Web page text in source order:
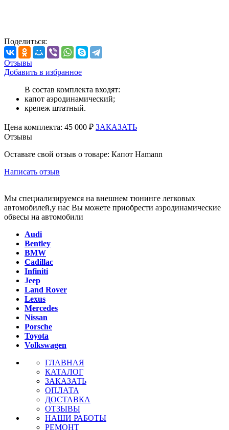
Поделиться:
Отзывы
Добавить в избранное
В состав комплекта входят:
капот аэродинамический;
крепеж штатный.
Цена комплекта: 45 000 ₽ ЗАКАЗАТЬ
Отзывы
Оставьте свой отзыв о товаре: Капот Hamann
Написать отзыв
Мы специализируемся на внешнем тюнинге легковых
автомобилей,у нас Вы можете приобрести аэродинамические
обвесы на автомобили
Audi
Bentley
BMW
Cadillac
Infiniti
Jeep
Land Rover
Lexus
Mercedes
Nissan
Porsche
Toyota
Volkswagen
ГЛАВНАЯ
КАТАЛОГ
ЗАКАЗАТЬ
ОПЛАТА
ДОСТАВКА
ОТЗЫВЫ
НАШИ РАБОТЫ
РЕМОНТ